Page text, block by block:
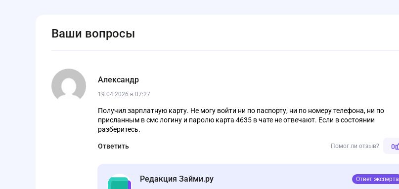
Ваши вопросы
Александр
19.04.2026 в 07:27
Получил зарплатную карту. Не могу войти ни по паспорту, ни по номеру телефона, ни по
присланным в смс логину и паролю карта 4635 в чате не отвечают. Если в состоянии
разберитесь.
Ответить Помог ли отзыв? 0
Редакция Займи.ру Ответ эксперта